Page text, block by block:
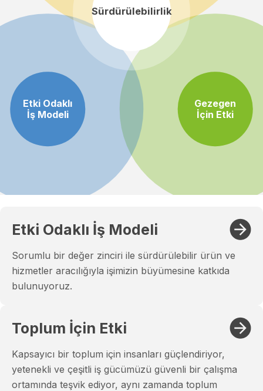
Gezegen
İçin Etki
Etki Odaklı
İş Modeli
Sürdürülebilirlik
Etki Odaklı İş Modeli
Sorumlu bir değer zinciri ile sürdürülebilir ürün ve
hizmetler aracılığıyla işimizin büyümesine katkıda
bulunuyoruz.
Toplum İçin Etki
Kapsayıcı bir toplum için insanları güçlendiriyor,
yetenekli ve çeşitli iş gücümüzü güvenli bir çalışma
ortamında teşvik ediyor, aynı zamanda toplum